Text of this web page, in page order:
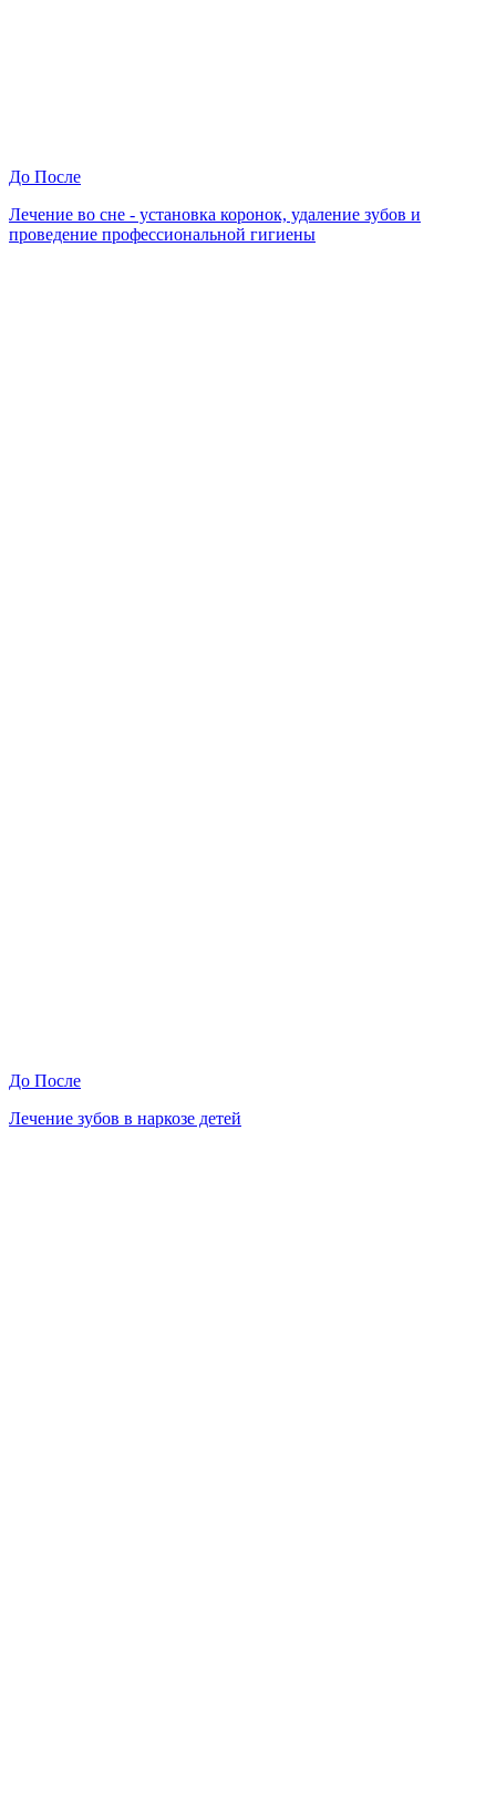
До После
Лечение во сне - установка коронок, удаление зубов и
проведение профессиональной гигиены
До После
Лечение зубов в наркозе детей